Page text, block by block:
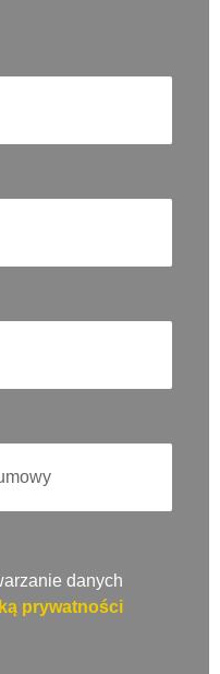
danych
prywatności